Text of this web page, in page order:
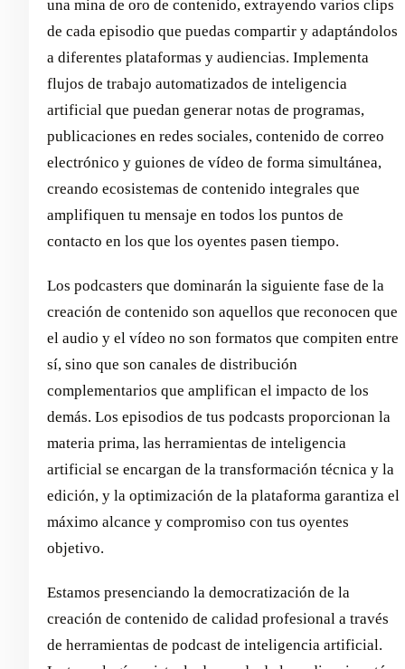
una mina de oro de contenido, extrayendo varios clips
de cada episodio que puedas compartir y adaptándolos
a diferentes plataformas y audiencias. Implementa
flujos de trabajo automatizados de inteligencia
artificial que puedan generar notas de programas,
publicaciones en redes sociales, contenido de correo
electrónico y guiones de vídeo de forma simultánea,
creando ecosistemas de contenido integrales que
amplifiquen tu mensaje en todos los puntos de
contacto en los que los oyentes pasen tiempo.
Los podcasters que dominarán la siguiente fase de la
creación de contenido son aquellos que reconocen que
el audio y el vídeo no son formatos que compiten entre
sí, sino que son canales de distribución
complementarios que amplifican el impacto de los
demás. Los episodios de tus podcasts proporcionan la
materia prima, las herramientas de inteligencia
artificial se encargan de la transformación técnica y la
edición, y la optimización de la plataforma garantiza el
máximo alcance y compromiso con tus oyentes
objetivo.
Estamos presenciando la democratización de la
creación de contenido de calidad profesional a través
de herramientas de podcast de inteligencia artificial.